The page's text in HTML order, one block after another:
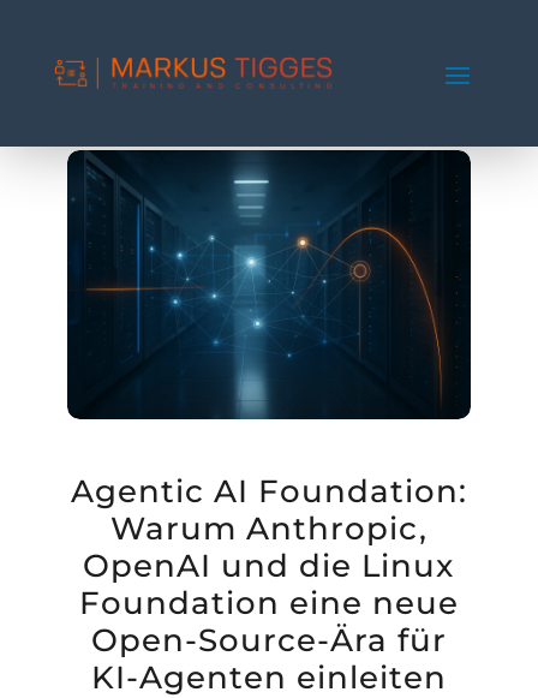
Agentic AI Foundation:
Warum Anthropic,
OpenAI und die Linux
Foundation eine neue
Open-Source-Ära für
KI-Agenten einleiten